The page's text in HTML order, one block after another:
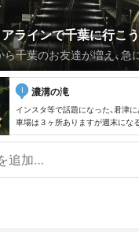
アラインで千葉に行こ
ら千葉のお友達が増え、急
千葉県♪ まだまだ千葉ビギ
魅力を皆さんにお伝えでき
そんな事情もあってカメ
随時更新しようかと思ってお
が、今回の訪問がイベント
I 濃溝の滝
インスタ等で話題になった、君津
車場は３ヶ所ありますが週末にな
で、時間に余裕を持ってお出掛け
帯を狙った方が宜しいかと。 自分